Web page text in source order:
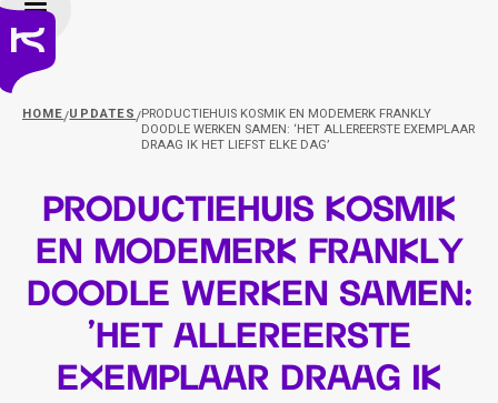
HOME/UPDATES/PRODUCTIEHUIS KOSMIK EN MODEMERK FRANKLY
DOODLE WERKEN SAMEN: ‘HET ALLEREERSTE EXEMPLAAR
DRAAG IK HET LIEFST ELKE DAG’
Productiehuis KOSMIK
en modemerk Frankly
Doodle werken samen:
‘Het allereerste
exemplaar draag ik